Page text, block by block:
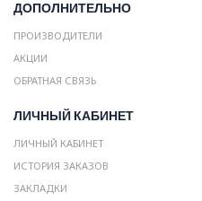
ДОПОЛНИТЕЛЬНО
ПРОИЗВОДИТЕЛИ
АКЦИИ
ОБРАТНАЯ СВЯЗЬ
ЛИЧНЫЙ КАБИНЕТ
ЛИЧНЫЙ КАБИНЕТ
ИСТОРИЯ ЗАКАЗОВ
ЗАКЛАДКИ